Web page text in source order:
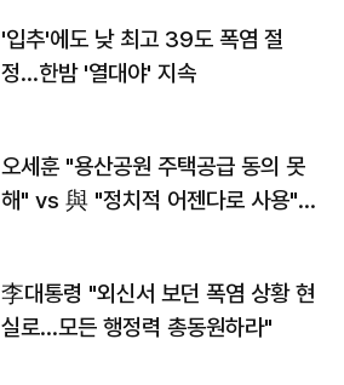
'입추'에도 낮 최고 39도 폭염 절
정…한밤 '열대야' 지속
오세훈 "용산공원 주택공급 동의 못
해" vs 與 "정치적 어젠다로 사용"
李대통령 "외신서 보던 폭염 상황 현
실로…모든 행정력 총동원하라"